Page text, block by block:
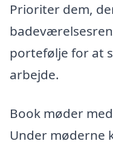
Prioriter dem,
portefølje for at
arbejde.
Book møder
Under møderne